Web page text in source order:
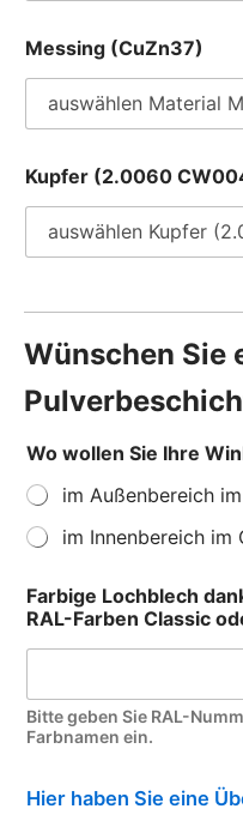
Messing (CuZn37)
Kupfer (2.0060
Wünschen Sie
Wo wollen Sie Ihre
im Außenbereich
im Innenbereich im
Farbige Lochblech
RAL-Farben Classic
Bitte geben Sie RAL-
Farbnamen ein.
Hier haben Sie eine